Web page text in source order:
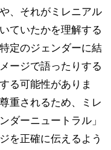
、それがミレニアル
ていたかを理解する
定のジェンダーに結
ージで語ったりする
る可能性がありま
重されるため、ミレ
ダーニュートラル」
を正確に伝えるよう